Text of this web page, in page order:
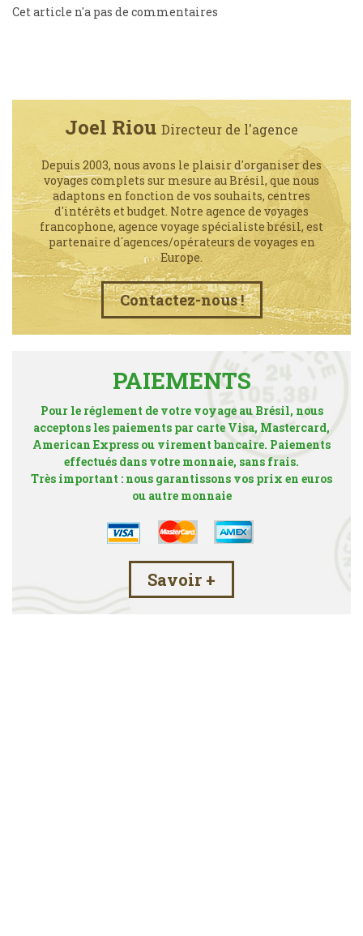
Cet article n'a pas de commentaires
Joel Riou Directeur de l'agence
Depuis 2003, nous avons le plaisir d'organiser des
voyages complets sur mesure au Brésil, que nous
adaptons en fonction de vos souhaits, centres
d'intérêts et budget. Notre agence de voyages
francophone, agence voyage spécialiste brésil, est
partenaire d´agences/opérateurs de voyages en
Europe.
Contactez-nous !
PAIEMENTS
Pour le réglement de votre voyage au Brésil, nous
acceptons les paiements par carte Visa, Mastercard,
American Express ou virement bancaire. Paiements
effectués dans votre monnaie, sans frais.
Très important : nous garantissons vos prix en euros
ou autre monnaie
Savoir +